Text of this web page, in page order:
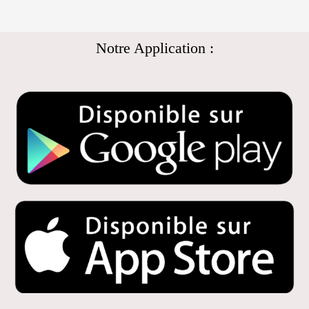
Notre Application :